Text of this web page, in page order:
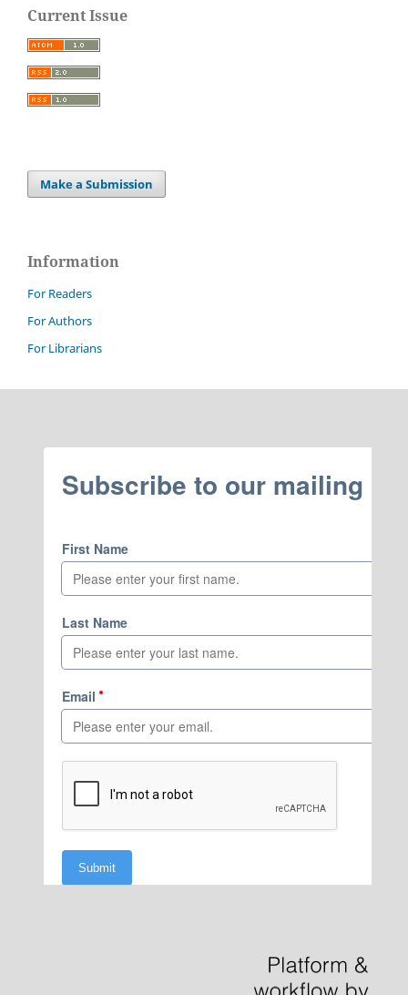
Current Issue
Make a Submission
Information
For Readers
For Authors
For Librarians